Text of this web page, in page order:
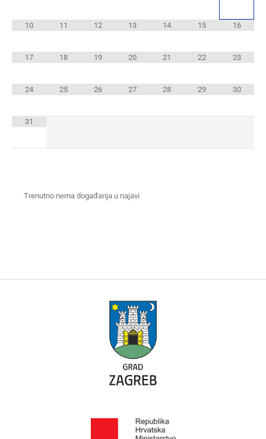
10 11 12 13 14 15 16
17 18 19 20 21 22 23
24 25 26 27 28 29 30
31
Trenutno nema događanja u najavi